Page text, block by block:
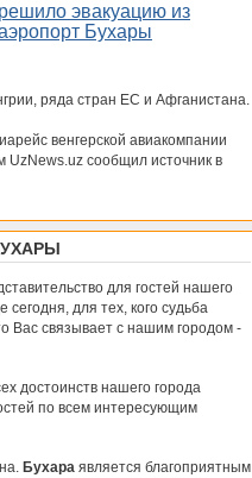
эвакуацию из
Бухары
ряда стран ЕС и Афганистана.
венгерской авиакомпании
UzNews.uz сообщил источник в
для гостей нашего
сегодня, для тех, кого судьба
Вас связывает с нашим городом -
достоинств нашего города
по всем интересующим
Бухараявляется благоприятным